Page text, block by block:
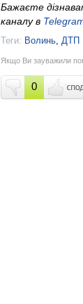
Бажаєте
каналу в
Теги: Волинь ДТП
Якщо Ви зауважили
0